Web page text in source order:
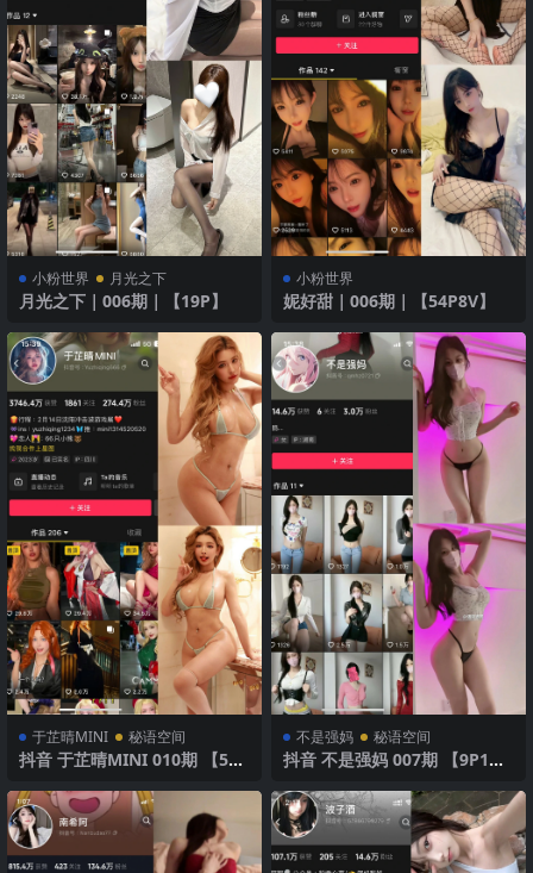
小粉世界 月光之下
月光之下｜006期｜【19P】
小粉世界
妮好甜｜006期｜【54P8V】
于芷晴MINI 秘语空间
抖音 于芷晴MINI 010期 【51P
不是强妈 秘语空间
抖音 不是强妈 007期 【9P1